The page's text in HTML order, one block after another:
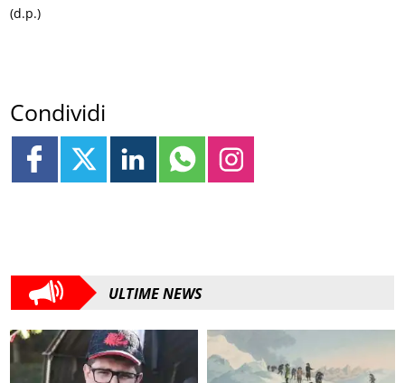
(d.p.)
Condividi
ULTIME NEWS